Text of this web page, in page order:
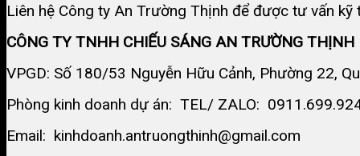
Liên hệ Công ty An Trường Thịnh để được tư vấn kỹ
CÔNG TY TNHH CHIẾU SÁNG AN TRƯỜNG THỊNH
VPGD: Số 180/53 Nguyễn Hữu Cảnh, Phường 22,
Phòng kinh doanh dự án: TEL/ ZALO:
Email: kinhdoanh.antruongthinh@gmail.com